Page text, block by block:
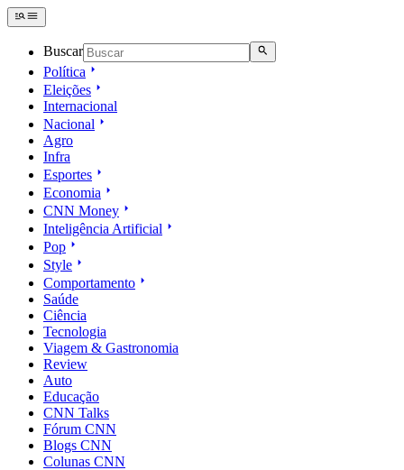
Buscar
Política
Eleições
Internacional
Nacional
Agro
Infra
Esportes
Economia
CNN Money
Inteligência Artificial
Pop
Style
Comportamento
Saúde
Ciência
Tecnologia
Viagem & Gastronomia
Review
Auto
Educação
CNN Talks
Fórum CNN
Blogs CNN
Colunas CNN